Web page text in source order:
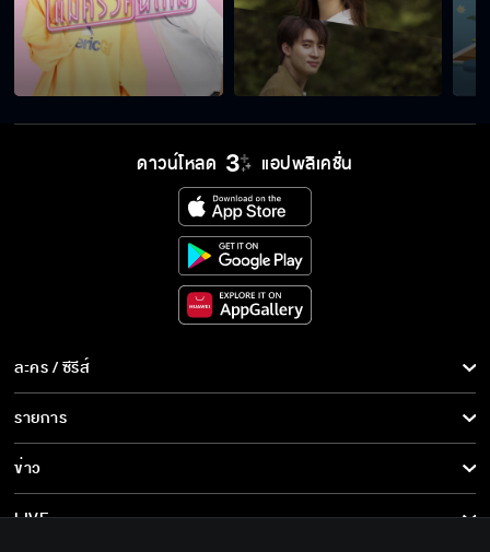
ถ้าไม่เป็นพระเอกก็ต้องเป็นพวกตัวร้ายโรคจิต
เป็นอะไรทำไมเกร็งจัง
ให้เกียรติด้วยการเรียกฉันว่าภูต
จะทำอะไร...คุณจะจับอะไรฉัน
ไม่ไหวแล้วต้องไปหาหมอ
ดาวน์โหลด แอปพลิเคชั่น
ละคร / ซีรีส์
ละคร/ซีรีส์
ซีรีส์นานาชาติ
การ์ตูน & เกม
รายการ
รายการทั้งหมด
ข่าว
ข่าวทั้งหมด
LIVE